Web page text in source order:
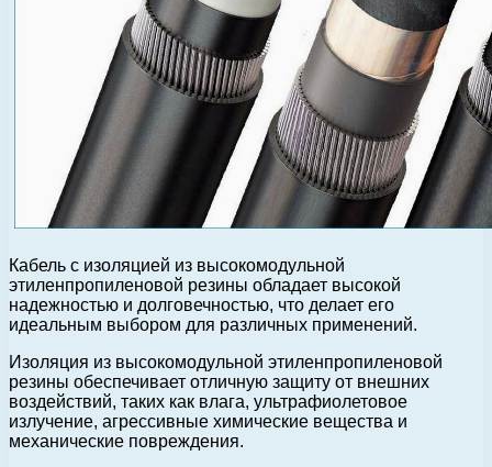
Кабель с изоляцией из высокомодульной
этиленпропиленовой резины обладает высокой
надежностью и долговечностью, что делает его
идеальным выбором для различных применений.
Изоляция из высокомодульной этиленпропиленовой
резины обеспечивает отличную защиту от внешних
воздействий, таких как влага, ультрафиолетовое
излучение, агрессивные химические вещества и
механические повреждения.